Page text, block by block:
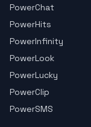
PowerChat
PowerHits
PowerInfinity
PowerLook
PowerLucky
PowerClip
PowerSMS